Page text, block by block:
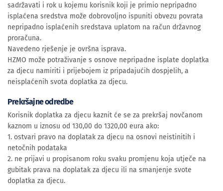
sadržavati i rok u kojemu korisnik koji je primio nepripadno
isplaćena sredstva može dobrovoljno ispuniti obvezu povrata
nepripadno isplaćenih sredstava uplatom na račun državnog
proračuna.
Navedeno rješenje je ovršna isprava.
HZMO može potraživanje s osnove nepripadne isplate doplatka
za djecu namiriti i prijebojem iz pripadajućih dospjelih, a
neisplaćenih svota doplatka za djecu.
Prekršajne odredbe
Korisnik doplatka za djecu kaznit će se za prekršaj novčanom
kaznom u iznosu od 130,00 do 1320,00 eura ako:
1. ostvari pravo na doplatak za djecu na osnovi neistinitih i
netočnih podataka
2. ne prijavi u propisanom roku svaku promjenu koja utječe na
gubitak prava na doplatak za djecu ili na smanjenje svote
doplatka za djecu.